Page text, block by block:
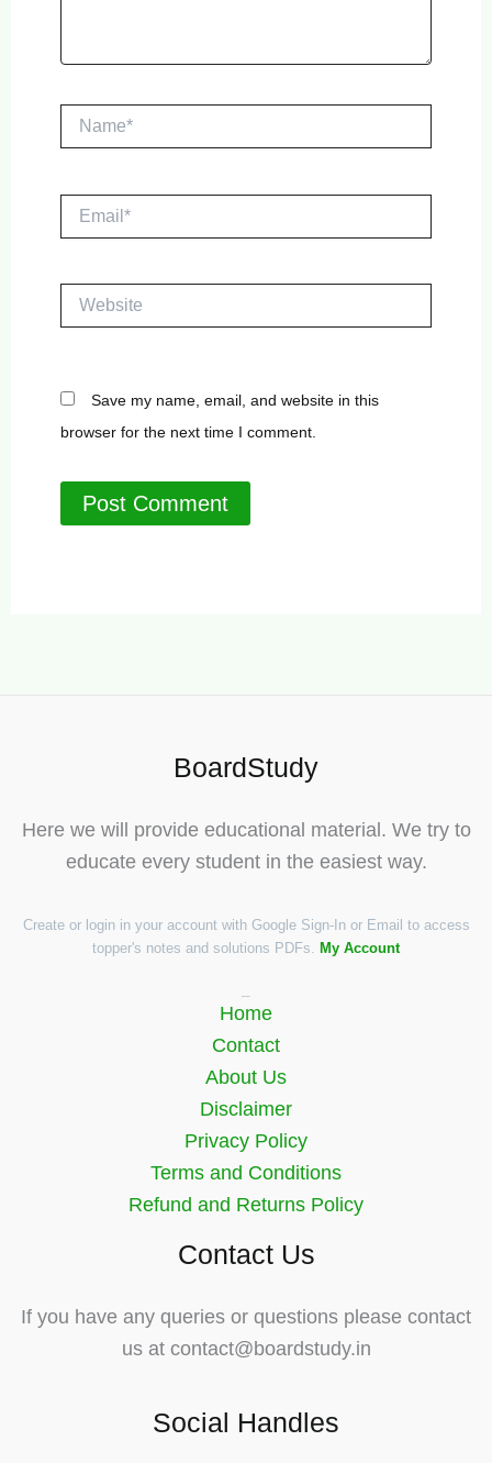
Name*
Website
Save my name, email, and website in this
browser for the next time I comment.
BoardStudy
Here we will provide educational material. We try to
educate every student in the easiest way.
Create or login in your account with Google Sign-In or Email to access
topper's notes and solutions PDFs.
My Account
Home
Contact
About Us
Disclaimer
Privacy Policy
Terms and Conditions
Refund and Returns Policy
Contact Us
If you have any queries or questions please contact
us at contact@boardstudy.in
Social Handles